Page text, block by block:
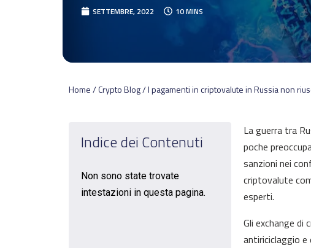
SETTEMBRE, 2022 10 MINS
Home / Crypto Blog / I pagamenti in criptovalute in Russia non
Indice dei Contenuti
Non sono state trovate
intestazioni in questa pagina.
La guerra tra
poche
sanzioni nei
criptovalute
esperti.
Gli exchange
antiriciclaggio